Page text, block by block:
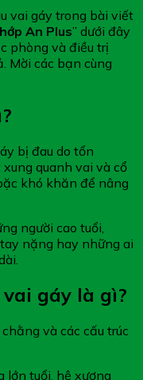
vai gáy trong bài viết
An Plus” dưới đây
phòng và điều trị
Mời các bạn cùng
bị đau do tổn
quanh vai và cổ
khó khăn để nâng
người cao tuổi,
nặng hay những ai
gáy là gì?
và các cấu trúc
lớn tuổi, hệ xương